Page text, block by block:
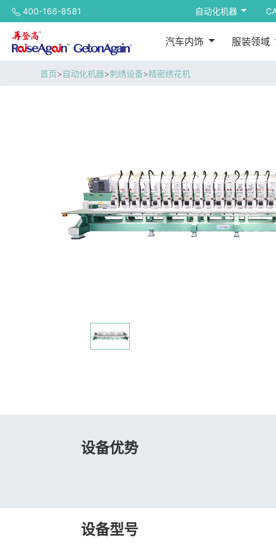
400-166-8581 自动化机器
汽车内饰 服装领域
首页>自动化机器>刺绣设备>精密绣花机
设备优势
设备型号